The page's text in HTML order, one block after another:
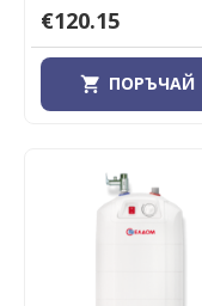
€120.15
ПОРЪЧАЙ